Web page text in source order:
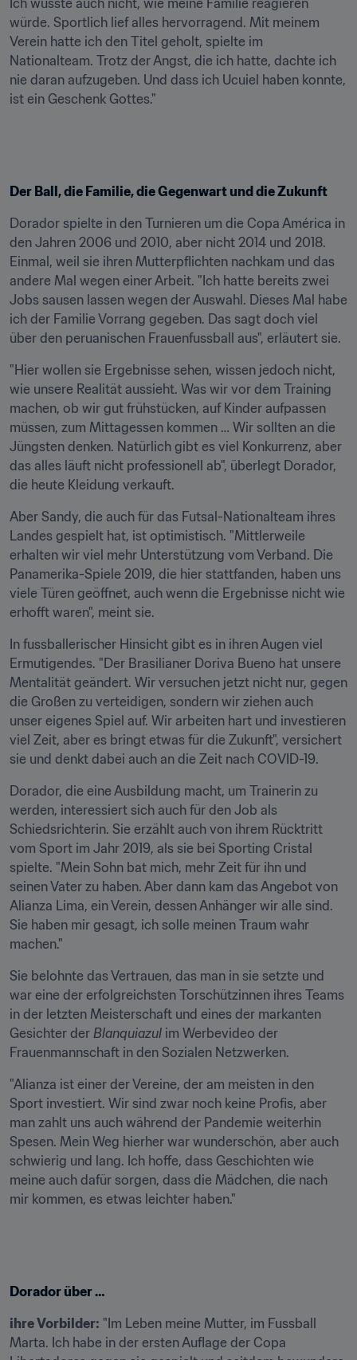
Ich wusste auch nicht, wie meine Familie reagieren
würde. Sportlich lief alles hervorragend. Mit meinem
Verein hatte ich den Titel geholt, spielte im
Nationalteam. Trotz der Angst, die ich hatte, dachte ich
nie daran aufzugeben. Und dass ich Ucuiel haben konnte,
ist ein Geschenk Gottes."
Der Ball, die Familie, die Gegenwart und die Zukunft
Dorador spielte in den Turnieren um die Copa América in
den Jahren 2006 und 2010, aber nicht 2014 und 2018.
Einmal, weil sie ihren Mutterpflichten nachkam und das
andere Mal wegen einer Arbeit. "Ich hatte bereits zwei
Jobs sausen lassen wegen der Auswahl. Dieses Mal habe
ich der Familie Vorrang gegeben. Das sagt doch viel
über den peruanischen Frauenfussball aus", erläutert sie.
"Hier wollen sie Ergebnisse sehen, wissen jedoch nicht,
wie unsere Realität aussieht. Was wir vor dem Training
machen, ob wir gut frühstücken, auf Kinder aufpassen
müssen, zum Mittagessen kommen … Wir sollten an die
Jüngsten denken. Natürlich gibt es viel Konkurrenz, aber
das alles läuft nicht professionell ab", überlegt Dorador,
die heute Kleidung verkauft.
Aber Sandy, die auch für das Futsal-Nationalteam ihres
Landes gespielt hat, ist optimistisch. "Mittlerweile
erhalten wir viel mehr Unterstützung vom Verband. Die
Panamerika-Spiele 2019, die hier stattfanden, haben uns
viele Türen geöffnet, auch wenn die Ergebnisse nicht wie
erhofft waren", meint sie.
In fussballerischer Hinsicht gibt es in ihren Augen viel
Ermutigendes. "Der Brasilianer Doriva Bueno hat unsere
Mentalität geändert. Wir versuchen jetzt nicht nur, gegen
die Großen zu verteidigen, sondern wir ziehen auch
unser eigenes Spiel auf. Wir arbeiten hart und investieren
viel Zeit, aber es bringt etwas für die Zukunft", versichert
sie und denkt dabei auch an die Zeit nach COVID-19.
Dorador, die eine Ausbildung macht, um Trainerin zu
werden, interessiert sich auch für den Job als
Schiedsrichterin. Sie erzählt auch von ihrem Rücktritt
vom Sport im Jahr 2019, als sie bei Sporting Cristal
spielte. "Mein Sohn bat mich, mehr Zeit für ihn und
seinen Vater zu haben. Aber dann kam das Angebot von
Alianza Lima, ein Verein, dessen Anhänger wir alle sind.
Sie haben mir gesagt, ich solle meinen Traum wahr
machen."
Sie belohnte das Vertrauen, das man in sie setzte und
war eine der erfolgreichsten Torschützinnen ihres Teams
in der letzten Meisterschaft und eines der markanten
Gesichter der Blanquiazul im Werbevideo der
Frauenmannschaft in den Sozialen Netzwerken.
"Alianza ist einer der Vereine, der am meisten in den
Sport investiert. Wir sind zwar noch keine Profis, aber
man zahlt uns auch während der Pandemie weiterhin
Spesen. Mein Weg hierher war wunderschön, aber auch
schwierig und lang. Ich hoffe, dass Geschichten wie
meine auch dafür sorgen, dass die Mädchen, die nach
mir kommen, es etwas leichter haben."
Dorador über …
ihre Vorbilder: "Im Leben meine Mutter, im Fussball
Marta. Ich habe in der ersten Auflage der Copa